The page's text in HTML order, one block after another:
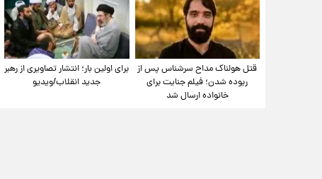
قتل هولناک مداح سرشناس پس از
ربوده شدن؛ فیلم جنایت برای
خانواده ارسال شد
برای اولین بار؛ انتشار تصاویری از رهبر
جدید انقلاب/ویدیو